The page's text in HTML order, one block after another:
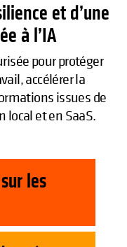
et d’une
à l’IA
pour protéger
accélérer la
issues de
local et en SaaS.
les